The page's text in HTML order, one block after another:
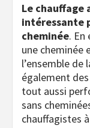
Le chauffage
intéressante
cheminée. En
une cheminée
l’ensemble de
également
tout aussi
sans
chauffagistes